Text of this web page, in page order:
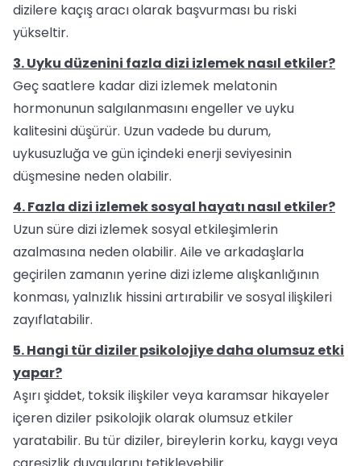
dizilere kaçış aracı olarak başvurması bu riski
yükseltir.
3. Uyku düzenini fazla dizi izlemek nasıl etkiler?
Geç saatlere kadar dizi izlemek melatonin
hormonunun salgılanmasını engeller ve uyku
kalitesini düşürür. Uzun vadede bu durum,
uykusuzluğa ve gün içindeki enerji seviyesinin
düşmesine neden olabilir.
4. Fazla dizi izlemek sosyal hayatı nasıl etkiler?
Uzun süre dizi izlemek sosyal etkileşimlerin
azalmasına neden olabilir. Aile ve arkadaşlarla
geçirilen zamanın yerine dizi izleme alışkanlığının
konması, yalnızlık hissini artırabilir ve sosyal ilişkileri
zayıflatabilir.
5. Hangi tür diziler psikolojiye daha olumsuz etki
yapar?
Aşırı şiddet, toksik ilişkiler veya karamsar hikayeler
içeren diziler psikolojik olarak olumsuz etkiler
yaratabilir. Bu tür diziler, bireylerin korku, kaygı veya